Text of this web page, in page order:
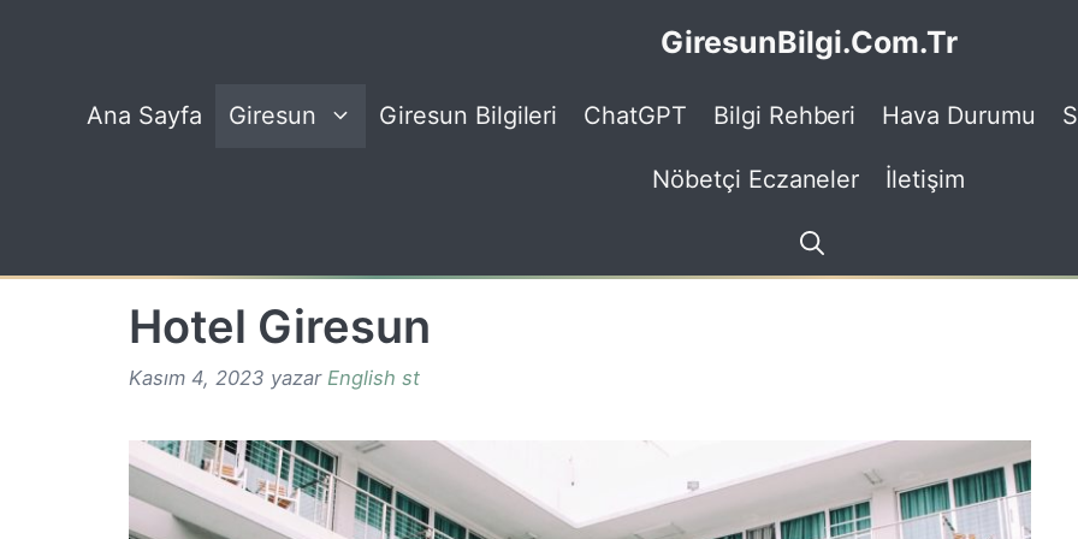
GiresunBilgi.Com.Tr
Ana Sayfa Giresun Giresun Bilgileri ChatGPT Bilgi Rehberi Hava Durumu
Nöbetçi Eczaneler İletişim
Hotel Giresun
Kasım 4, 2023 yazar English st